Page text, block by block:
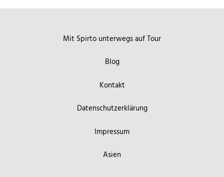
Mit Spirto unterwegs auf Tour
Blog
Kontakt
Datenschutzerklärung
Impressum
Asien